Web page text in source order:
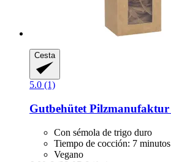
Cesta
5.0 (1)
Gutbehütet Pilzmanufaktur
Con sémola de trigo duro
Tiempo de cocción: 7 minutos
Vegano